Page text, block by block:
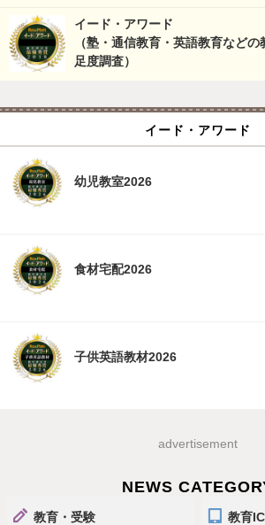
イード・アワード
（塾・通信教育・英語教育など
足度調査）
イード・アワード
幼児教室2026
食材宅配2026
子供英語教材2026
advertisement
NEWS
教育・受験 教育